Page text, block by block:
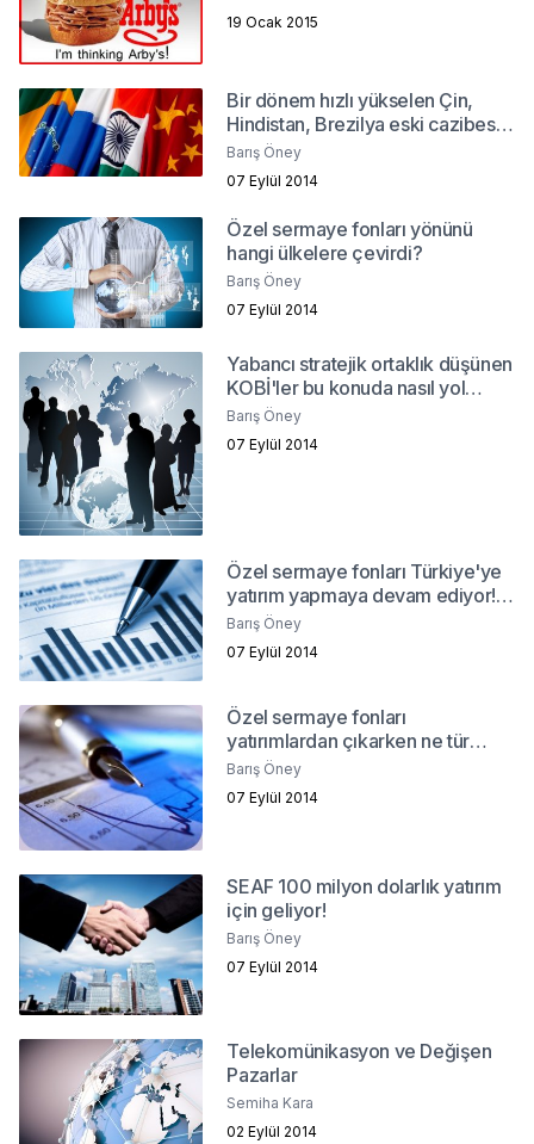
19 Ocak 2015
Bir dönem hızlı yükselen Çin,
Hindistan, Brezilya eski cazibesini
yitiriyor mu?
Barış Öney
07 Eylül 2014
Özel sermaye fonları yönünü
hangi ülkelere çevirdi?
Barış Öney
07 Eylül 2014
Yabancı stratejik ortaklık düşünen
KOBİ'ler bu konuda nasıl yol
alabilirler?
Barış Öney
07 Eylül 2014
Özel sermaye fonları Türkiye'ye
yatırım yapmaya devam ediyor!
Neden?
Barış Öney
07 Eylül 2014
Özel sermaye fonları
yatırımlardan çıkarken ne tür
sorunlarla karşılaşıyor?
Barış Öney
07 Eylül 2014
SEAF 100 milyon dolarlık yatırım
için geliyor!
Barış Öney
07 Eylül 2014
Telekomünikasyon ve Değişen
Pazarlar
Semiha Kara
02 Eylül 2014